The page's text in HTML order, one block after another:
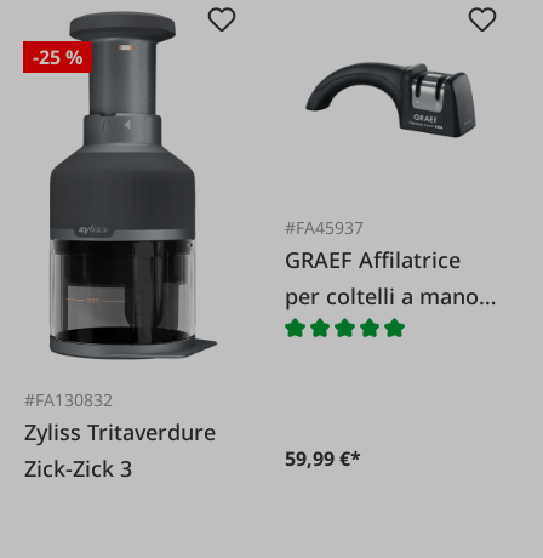
-25 %
#FA130832
Zyliss Tritaverdure
Zick-Zick 3
#FA45937
GRAEF Affilatrice
per coltelli a mano
diamantata Pronto
59,99 €*